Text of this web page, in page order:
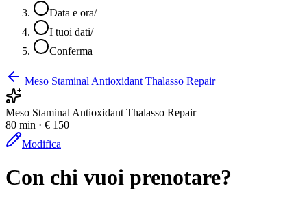
Data e ora/
I tuoi dati/
Conferma
Meso Staminal Antioxidant Thalasso Repair
Meso Staminal Antioxidant Thalasso Repair
80 min · € 150
Modifica
Con chi vuoi prenotare?